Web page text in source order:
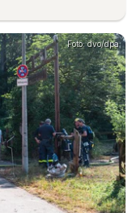
Foto: dvo/dpa